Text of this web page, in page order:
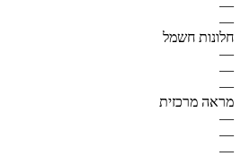
—
—
חלונות חשמל
—
—
—
מראה מרכזית
—
—
—